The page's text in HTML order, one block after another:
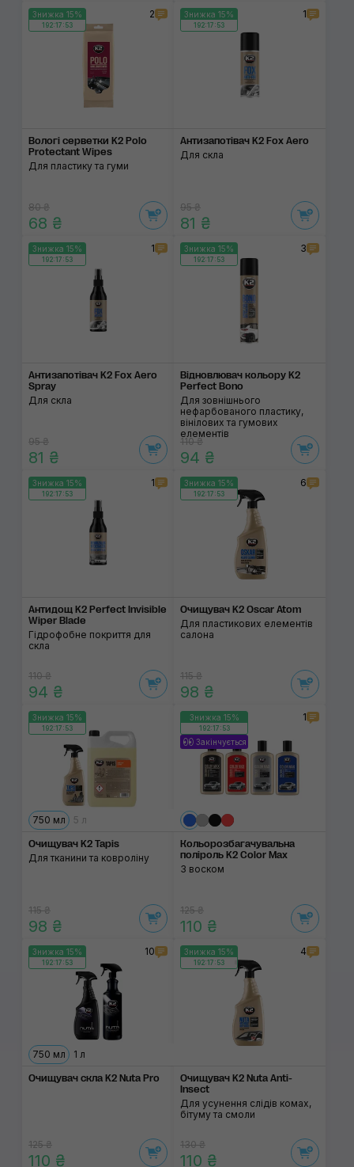
Знижка 15%
192:17:53
2
Вологі серветки K2 Polo
Protectant Wipes
Для пластику та гуми
80 ₴
68 ₴
Знижка 15%
192:17:53
1
Антизапотівач K2 Fox Aero
Для скла
95 ₴
81 ₴
Знижка 15%
192:17:53
1
Антизапотівач K2 Fox Aero
Spray
Для скла
95 ₴
81 ₴
Знижка 15%
192:17:53
3
Відновлювач кольору K2
Perfect Bono
Для зовнішнього
нефарбованого пластику,
вінілових та гумових
елементів
110 ₴
94 ₴
Знижка 15%
192:17:53
1
Антидощ K2 Perfect Invisible
Wiper Blade
Гідрофобне покриття для
скла
110 ₴
94 ₴
Знижка 15%
192:17:53
6
Очищувач K2 Oscar Atom
Для пластикових елементів
салона
115 ₴
98 ₴
Знижка 15%
192:17:53
750 мл 5 л
Очищувач K2 Tapis
Для тканини та ковроліну
115 ₴
98 ₴
Знижка 15%
192:17:53
Закінчується
1
Кольорозбагачувальна
поліроль K2 Color Max
З воском
125 ₴
110 ₴
Знижка 15%
192:17:53
10
750 мл 1 л
Очищувач скла K2 Nuta Pro
125 ₴
110 ₴
Знижка 15%
192:17:53
4
Очищувач K2 Nuta Anti-
Insect
Для усунення слідів комах,
бітуму та смоли
130 ₴
110 ₴